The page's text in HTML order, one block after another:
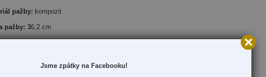
pažby: kompozit
pažby: 36,2 cm
Jsme zpátky na Facebooku!